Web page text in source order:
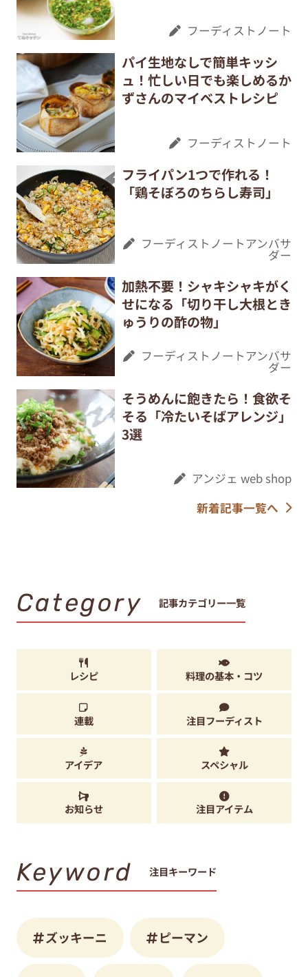
フーディストノート
パイ生地なしで簡単キッシ
ュ！忙しい日でも楽しめるか
ずさんのマイベストレシピ
フーディストノート
フライパン1つで作れる！
「鶏そぼろのちらし寿司」
フーディストノートアンバサ
ダー
加熱不要！シャキシャキがく
せになる「切り干し大根とき
ゅうりの酢の物」
フーディストノートアンバサ
ダー
そうめんに飽きたら！食欲そ
そる「冷たいそばアレンジ」
3選
アンジェ web shop
新着記事一覧へ
Category 記事カテゴリー一覧
レシピ 料理の基本・コツ
連載 注目フーディスト
アイデア スペシャル
お知らせ 注目アイテム
Keyword 注目キーワード
ズッキーニ ピーマン